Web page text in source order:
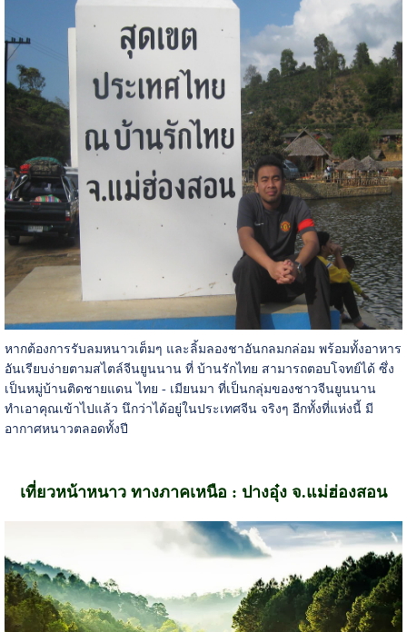
หากต้องการรับลมหนาวเต็มๆ และลิ้มลองชาอันกลมกล่อม พร้อมทั้งอาหาร
อันเรียบง่ายตามสไตล์จีนยูนนาน ที่ บ้านรักไทย สามารถตอบโจทย์ได้ ซึ่ง
เป็นหมู่บ้านติดชายแดน ไทย - เมียนมา ที่เป็นกลุ่มของชาวจีนยูนนาน
ทำเอาคุณเข้าไปแล้ว นึกว่าได้อยู่ในประเทศจีน จริงๆ อีกทั้งที่แห่งนี้ มี
อากาศหนาวตลอดทั้งปี
เที่ยวหน้าหนาว ทางภาคเหนือ : ปางอุ๋ง จ.แม่ฮ่องสอน